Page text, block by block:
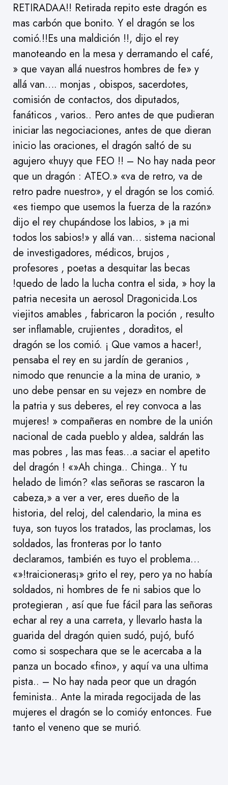
RETIRADAA!! Retirada repito este dragón es
mas carbón que bonito. Y el dragón se los
comió.!!Es una maldición !!, dijo el rey
manoteando en la mesa y derramando el café,
» que vayan allá nuestros hombres de fe» y
allá van…. monjas , obispos, sacerdotes,
comisión de contactos, dos diputados,
fanáticos , varios.. Pero antes de que pudieran
iniciar las negociaciones, antes de que dieran
inicio las oraciones, el dragón saltó de su
agujero «huyy que FEO !! – No hay nada peor
que un dragón : ATEO.» «va de retro, va de
retro padre nuestro», y el dragón se los comió.
«es tiempo que usemos la fuerza de la razón»
dijo el rey chupándose los labios, » ¡a mi
todos los sabios!» y allá van… sistema nacional
de investigadores, médicos, brujos ,
profesores , poetas a desquitar las becas
!quedo de lado la lucha contra el sida, » hoy la
patria necesita un aerosol Dragonicida.Los
viejitos amables , fabricaron la poción , resulto
ser inflamable, crujientes , doraditos, el
dragón se los comió. ¡ Que vamos a hacer!,
pensaba el rey en su jardín de geranios ,
nimodo que renuncie a la mina de uranio, »
uno debe pensar en su vejez» en nombre de
la patria y sus deberes, el rey convoca a las
mujeres! » compañeras en nombre de la unión
nacional de cada pueblo y aldea, saldrán las
mas pobres , las mas feas…a saciar el apetito
del dragón ! «»Ah chinga.. Chinga.. Y tu
helado de limón? «las señoras se rascaron la
cabeza,» a ver a ver, eres dueño de la
historia, del reloj, del calendario, la mina es
tuya, son tuyos los tratados, las proclamas, los
soldados, las fronteras por lo tanto
declaramos, también es tuyo el problema…
«»!traicioneras¡» grito el rey, pero ya no había
soldados, ni hombres de fe ni sabios que lo
protegieran , así que fue fácil para las señoras
echar al rey a una carreta, y llevarlo hasta la
guarida del dragón quien sudó, pujó, bufó
como si sospechara que se le acercaba a la
panza un bocado «fino», y aquí va una ultima
pista.. – No hay nada peor que un dragón
feminista.. Ante la mirada regocijada de las
mujeres el dragón se lo comióy entonces. Fue
tanto el veneno que se murió.